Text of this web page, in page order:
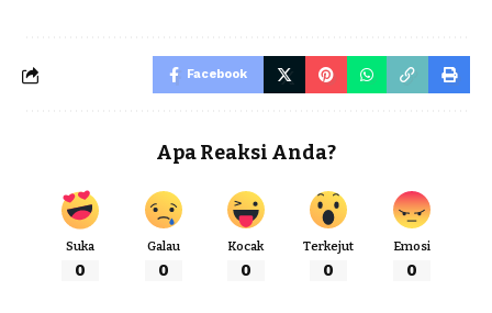
Facebook
Apa Reaksi Anda?
Suka
0
Galau
0
Kocak
0
Terkejut
0
Emosi
0